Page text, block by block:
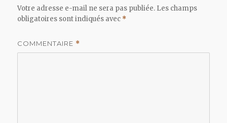
Votre adresse e-mail ne sera pas publiée. Les champs
obligatoires sont indiqués avec *
COMMENTAIRE *